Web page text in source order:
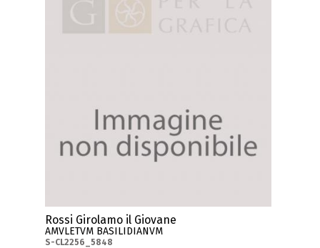
Rossi Girolamo il Giovane
AMVLETVM BASILIDIANVM
S-CL2256_5848